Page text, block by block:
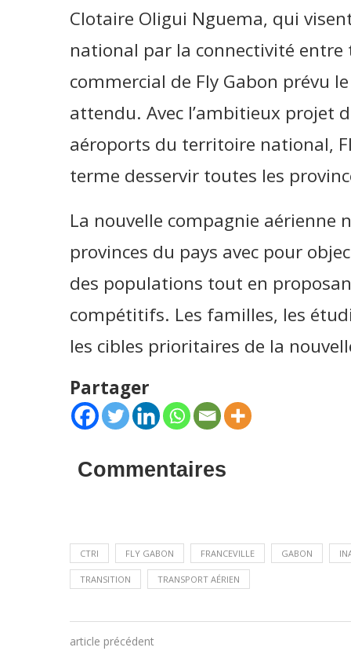
Clotaire Oligui Nguema, qui
national par la connectivité
commercial de Fly Gabon prévu
attendu. Avec l’ambitieux projet
aéroports du territoire national,
terme desservir toutes les
La nouvelle compagnie aérienne
provinces du pays avec pour
des populations tout en
compétitifs. Les familles, les
les cibles prioritaires de la
Partager
Commentaires
CTRI FLY GABON FRANCEVILLE GABON
TRANSITION TRANSPORT AÉRIEN
article précédent